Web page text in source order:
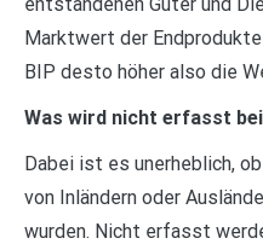
Marktwert der
BIP desto höher also die
Was wird nicht erfasst
Dabei ist es unerheblich,
von Inländern oder
wurden. Nicht erfasst